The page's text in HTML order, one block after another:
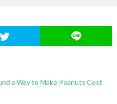
a Way to Make Peanuts Cost